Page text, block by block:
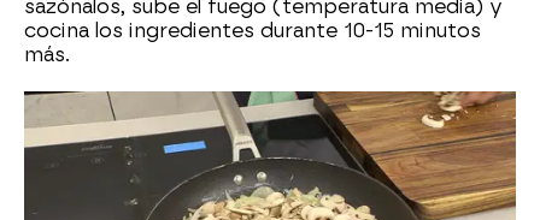
sazónalos, sube el fuego (temperatura media) y
cocina los ingredientes durante 10-15 minutos
más.